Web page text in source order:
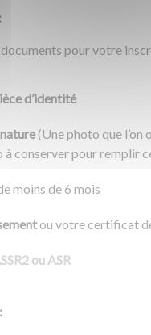
pour votre
d’identité
(Une photo que
conserver pour remplir
moins de 6 mois
ou votre certificat
ou ASR